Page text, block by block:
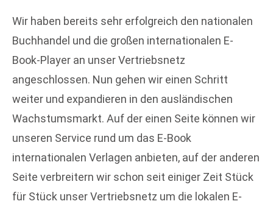
Wir haben bereits sehr erfolgreich den nationalen
Buchhandel und die großen internationalen E-
Book-Player an unser Vertriebsnetz
angeschlossen. Nun gehen wir einen Schritt
weiter und expandieren in den ausländischen
Wachstumsmarkt. Auf der einen Seite können wir
unseren Service rund um das E-Book
internationalen Verlagen anbieten, auf der anderen
Seite verbreitern wir schon seit einiger Zeit Stück
für Stück unser Vertriebsnetz um die lokalen E-